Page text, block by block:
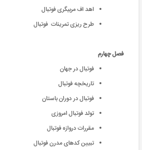
اهد اف مربیگری فوتبال
طرح ریزی تمرینات فوتبال
فصل چهارم
فوتبال در جهان
تاریخچه فوتبال
فوتبال در دوران باستان
تولد فوتبال امروزی
مقررات دروازه فوتبال
تبیین کد‌های مدرن فوتبال